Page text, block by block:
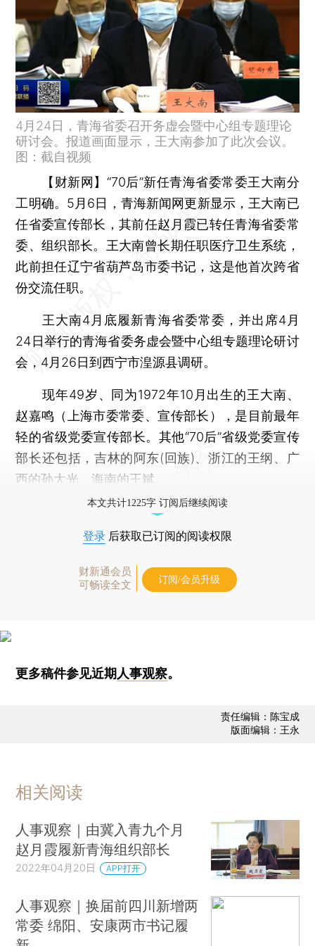
4月24日，青海省委召开务虚会暨中心组专题理论
研讨会。报道画面显示，王大南参加了此次会议。
图：截自视频
【财新网】 “70后”新任青海省委常委王大南分
工明确。5月6日，青海新闻网更新显示，王大南已
任省委宣传部长，其前任赵月霞已转任青海省委常
委、组织部长。王大南曾长期任职医疗卫生系统，
此前担任辽宁省葫芦岛市委书记，这是他首次跨省
份交流任职。
王大南4月底履新青海省委常委，并出席4月
24日举行的青海省委务虚会暨中心组专题理论研讨
会，4月26日到西宁市湟源县调研。
现年49岁、同为1972年10月出生的王大南、
赵嘉鸣（上海市委常委、宣传部长），是目前最年
轻的省级党委宣传部长。其他“70后”省级党委宣传
部长还包括，吉林的阿东(回族)、浙江的王纲、广
西的孙大光、海南的王斌。
本文共计1225字 订阅后继续阅读
登录 后获取已订阅的阅读权限
财新通会员
可畅读全文
订阅/会员升级
更多稿件参见近期人事观察。
责任编辑：陈宝成
版面编辑：王永
相关阅读
人事观察｜由冀入青九个月
赵月霞履新青海组织部长
2022年04月20日 APP打开
人事观察｜换届前四川新增两
常委 绵阳、安康两市书记履